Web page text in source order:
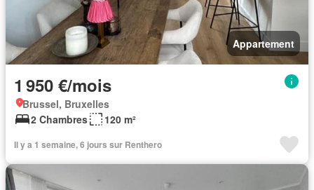
Appartement
1 950 €/mois
Brussel, Bruxelles
2 Chambres
120 m²
Il y a 1 semaine, 6 jours sur Renthero